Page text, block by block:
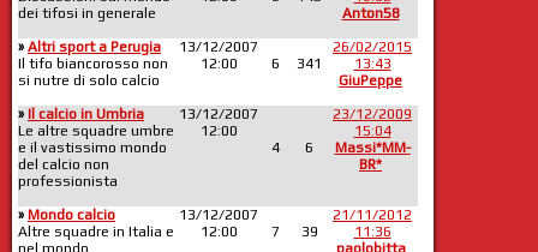
dei tifosi in generale
Anton58
» Altri sport a Perugia
Il tifo biancorosso non
si nutre di solo calcio
13/12/2007
12:00
6 341
26/02/2015
13:43
GiuPeppe
» Il calcio in Umbria
Le altre squadre umbre
e il vastissimo mondo
del calcio non
professionista
13/12/2007
12:00
4
6
23/12/2009
15:04
Massi*MM-
BR*
» Mondo calcio
Altre squadre in Italia e
nel mondo
13/12/2007
12:00
7 39
21/11/2012
11:36
paolobitta